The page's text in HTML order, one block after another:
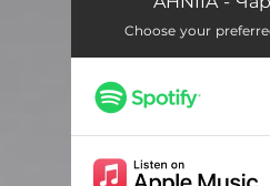
Choose your